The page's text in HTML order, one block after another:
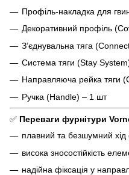
Профіль-накладка для
Декоративний профіль
З’єднувальна тяга
Система тяги (Stay
Направляюча рейка тяги
Ручка (Handle) – 1 шт
✅ Переваги фурнітури
плавний та безшумний хід
висока зносостійкість
надійна фіксація у